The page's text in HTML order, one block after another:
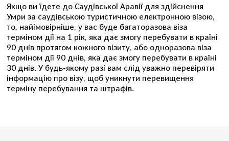
Якщо ви їдете до Саудівської Аравії для здійснення
Умри за саудівською туристичною електронною візою,
то, найімовірніше, у вас буде багаторазова віза
терміном дії на 1 рік, яка дає змогу перебувати в країні
90 днів протягом кожного візиту, або одноразова віза
терміном дії 90 днів, яка дає змогу перебувати в країні
30 днів. У будь-якому разі вам слід уважно перевіряти
інформацію про візу, щоб уникнути перевищення
терміну перебування та штрафів.